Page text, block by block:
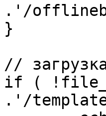
.'/
}
//
if (
.'/